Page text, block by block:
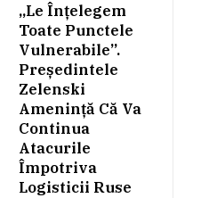
„Le Înțelegem
Toate Punctele
Vulnerabile”.
Președintele
Zelenski
Amenință Că Va
Continua
Atacurile
Împotriva
Logisticii Ruse